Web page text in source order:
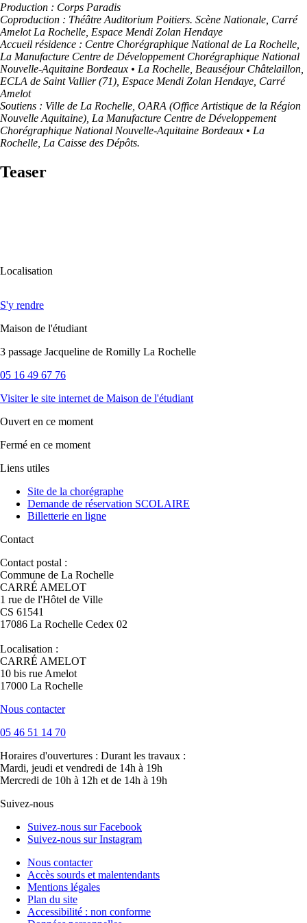
Production : Corps Paradis
Coproduction : Théâtre Auditorium Poitiers. Scène Nationale, Carré
Amelot La Rochelle, Espace Mendi Zolan Hendaye
Accueil résidence : Centre Chorégraphique National de La Rochelle,
La Manufacture Centre de Développement Chorégraphique National
Nouvelle-Aquitaine Bordeaux • La Rochelle, Beauséjour Châtelaillon,
ECLA de Saint Vallier (71), Espace Mendi Zolan Hendaye, Carré
Amelot
Soutiens : Ville de La Rochelle, OARA (Office Artistique de la Région
Nouvelle Aquitaine), La Manufacture Centre de Développement
Chorégraphique National Nouvelle-Aquitaine Bordeaux • La
Rochelle, La Caisse des Dépôts.
Teaser
Localisation
S'y rendre
Maison de l'étudiant
3 passage Jacqueline de Romilly La Rochelle
05 16 49 67 76
Visiter le site internetde Maison de l'étudiant
Ouverten ce moment
Fermé en ce moment
Liens utiles
Site de la chorégraphe
Demande de réservation SCOLAIRE
Billetterie en ligne
Contact
Contact postal :
Commune de La Rochelle
CARRÉ AMELOT
1 rue de l'Hôtel de Ville
CS 61541
17086 La Rochelle Cedex 02
Localisation :
CARRÉ AMELOT
10 bis rue Amelot
17000 La Rochelle
Nous contacter
05 46 51 14 70
Horaires d'ouvertures : Durant les travaux :
Mardi, jeudi et vendredi de 14h à 19h
Mercredi de 10h à 12h et de 14h à 19h
Suivez-nous
Suivez-nous sur Facebook
Suivez-nous sur Instagram
Nous contacter
Accès sourds et malentendants
Mentions légales
Plan du site
Accessibilité : non conforme